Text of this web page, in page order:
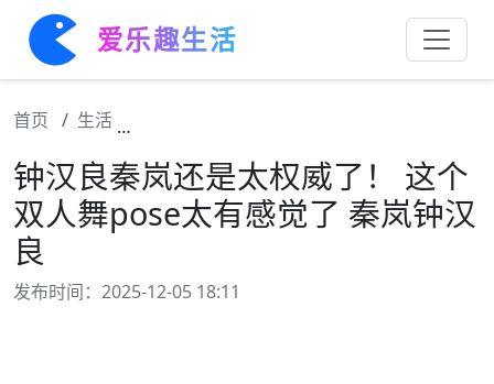
爱乐趣生活
首页 生活
钟汉良秦岚还是太权威了！ 这个
双人舞pose太有感觉了 秦岚钟汉
良
发布时间：2025-12-05 18:11